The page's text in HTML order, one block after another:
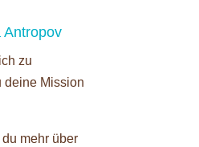
Antropov
zu
deine Mission
du mehr über